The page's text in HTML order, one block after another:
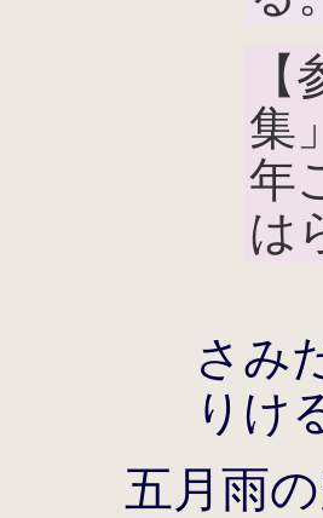
集」
年
は
さみ
りけ
五月雨